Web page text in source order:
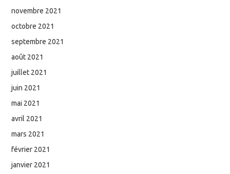
novembre 2021
octobre 2021
septembre 2021
août 2021
juillet 2021
juin 2021
mai 2021
avril 2021
mars 2021
février 2021
janvier 2021